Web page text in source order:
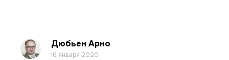
Дюбьен Арно
16 января 2020